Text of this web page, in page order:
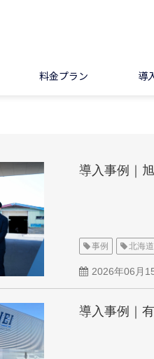
料金プラン 導
導入事例｜
事例 北海道
2026年06月
導入事例｜